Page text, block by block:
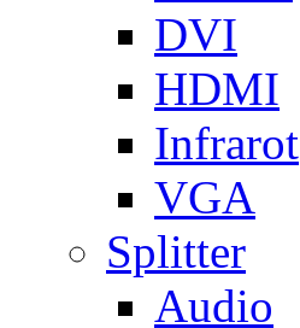
DVI
HDMI
Infrarot
VGA
Splitter
Audio